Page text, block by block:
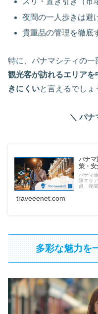
夜間の一人歩きは避
貴重品の管理を徹底
特に、パナマシティの一
観光客が訪れるエリア
きにくいと言えるでしょ
＼ パナ
パナマ
策・安
パナマ
険エリ
点、夜
traveeenet.com
多彩な魅力を